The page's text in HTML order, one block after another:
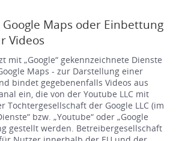
Maps oder Einbettung
Videos
mit „Google“ gekennzeichnete Dienste
Maps - zur Darstellung einer
bindet gegebenenfalls Videos aus
ein, die von der Youtube LLC mit
Tochtergesellschaft der Google LLC (im
bzw. „Youtube“ oder „Google
gestellt werden. Betreibergesellschaft